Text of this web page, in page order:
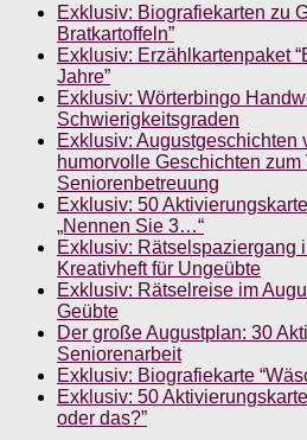
Exklusiv: Biografiekarten zu
Bratkartoffeln”
Exklusiv: Erzählkartenpaket
Jahre”
Exklusiv: Wörterbingo
Schwierigkeitsgraden
Exklusiv: Augustgeschichten
humorvolle Geschichten
Seniorenbetreuung
Exklusiv: 50
„Nennen Sie 3…“
Exklusiv: Rätselspaziergang
Kreativheft für Ungeübte
Exklusiv: Rätselreise im
Geübte
Der große Augustplan: 30
Seniorenarbeit
Exklusiv: Biografiekarte
Exklusiv: 50
oder das?”